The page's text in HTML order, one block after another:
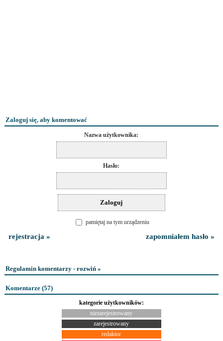
Zaloguj się, aby komentować
Nazwa użytkownika:
Hasło:
pamiętaj na tym urządzeniu
rejestracja » zapomniałem hasło »
Regulamin komentarzy - rozwiń »
Komentarze (57)
kategorie użytkowników:
niezarejestrowany
zarejestrowany
redaktor